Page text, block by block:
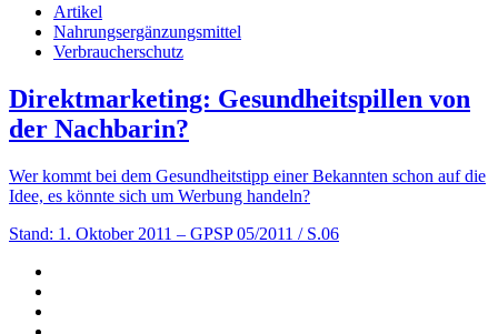
Artikel
Nahrungsergänzungsmittel
Verbraucherschutz
Direktmarketing: Gesundheitspillen von
der Nachbarin?
Wer kommt bei dem Gesundheitstipp einer Bekannten schon auf die
Idee, es könnte sich um Werbung handeln?
Stand: 1. Oktober 2011 – GPSP 05/2011 / S.06